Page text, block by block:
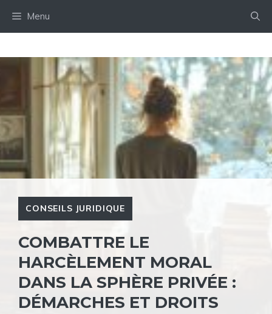
Menu
CONSEILS JURIDIQUE
COMBATTRE LE
HARCÈLEMENT MORAL
DANS LA SPHÈRE PRIVÉE :
DÉMARCHES ET DROITS